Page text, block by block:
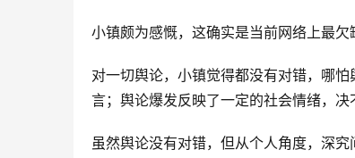
小镇颇为感慨，这确实是当前网络上最欠
对一切舆论，小镇觉得都没有对错，哪
言；舆论爆发反映了一定的社会情绪，决
虽然舆论没有对错，但从个人角度，深